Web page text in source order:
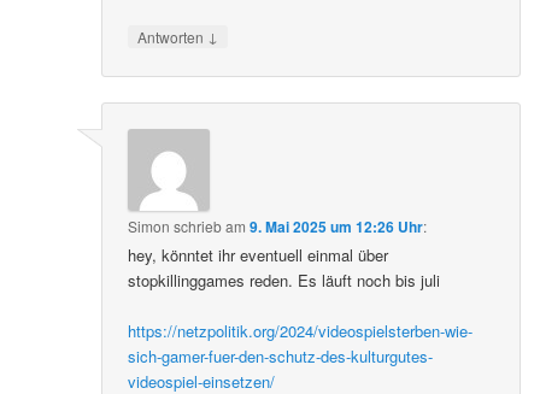
Antworten ↓
Simon schriebam9. Mai 2025 um 12:26 Uhr:
hey, könntet ihr eventuell einmal über
stopkillinggames reden. Es läuft noch bis juli
https://netzpolitik.org/2024/videospielsterben-wie-
sich-gamer-fuer-den-schutz-des-kulturgutes-
videospiel-einsetzen/